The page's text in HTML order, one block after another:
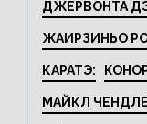
ДЖЕРВОНТА
ЖАИРЗИНЬО
КАРАТЭ:
МАЙКЛ